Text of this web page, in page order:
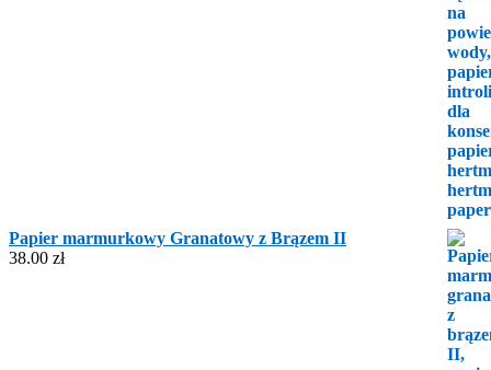
Papier marmurkowy Granatowy z Brązem II
38.00 zł